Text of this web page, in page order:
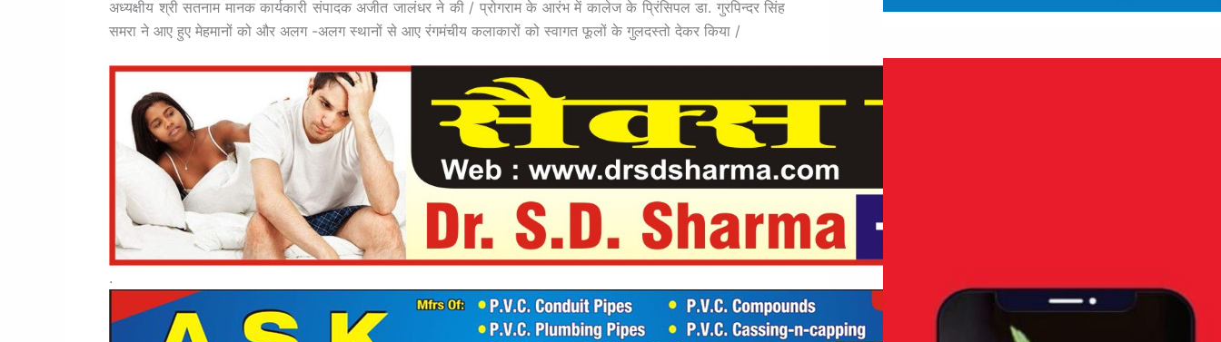
अध्यक्षीय श्री सतनाम मानक कार्यकारी संपादक अजीत जालंधर ने की / प्रोगराम के आरंभ में कालेज के प्रिंसिपल डा. गुरपिन्दर सिंह
समरा ने आए हुए मेहमानों को और अलग -अलग स्थानों से आए रंगमंचीय कलाकारों को स्वागत फूलों के गुलदस्तो देकर किया /
.